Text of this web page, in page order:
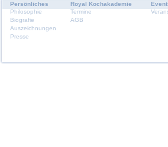
Persönliches
Philosophie
Biografie
Auszeichnungen
Presse
Royal Kochakademie
Termine
AGB